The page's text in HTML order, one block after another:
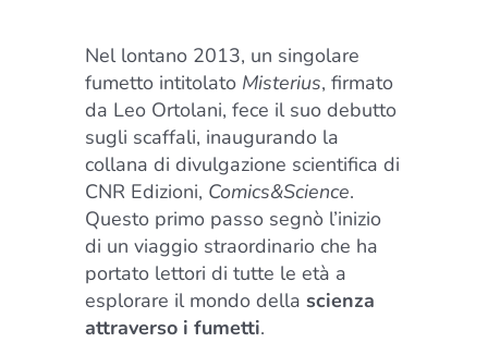
Nel lontano 2013, un singolare
fumetto intitolato Misterius, firmato
da Leo Ortolani, fece il suo debutto
sugli scaffali, inaugurando la
collana di divulgazione scientifica di
CNR Edizioni, Comics&Science.
Questo primo passo segnò l’inizio
di un viaggio straordinario che ha
portato lettori di tutte le età a
esplorare il mondo della scienza
attraverso i fumetti.